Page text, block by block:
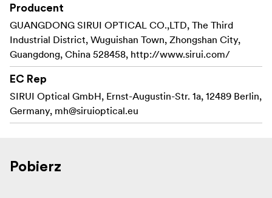
Producent
GUANGDONG SIRUI OPTICAL CO.,LTD, The Third
Industrial District, Wuguishan Town, Zhongshan City,
Guangdong, China 528458, http://www.sirui.com/
EC Rep
SIRUI Optical GmbH, Ernst-Augustin-Str. 1a, 12489 Berlin,
Germany, mh@siruioptical.eu
Pobierz